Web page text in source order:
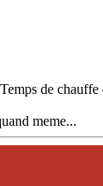
de
meme...